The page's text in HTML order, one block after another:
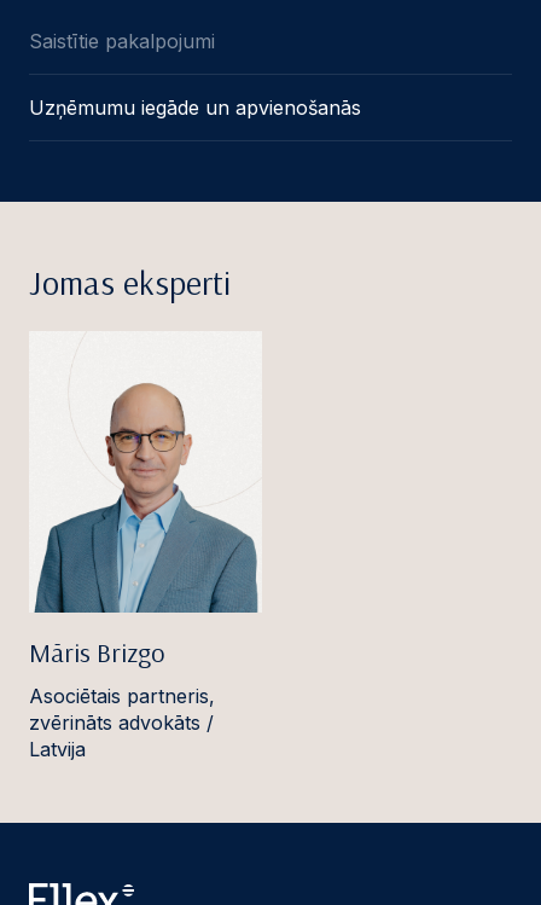
Saistītie pakalpojumi
Uzņēmumu iegāde un apvienošanās
Jomas eksperti
Māris Brizgo
Asociētais partneris,
zvērināts advokāts /
Latvija